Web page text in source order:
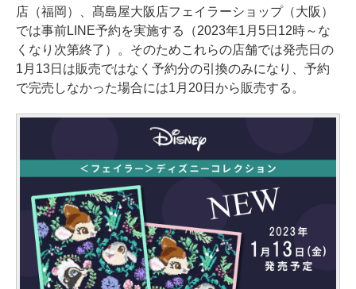
店（福岡）、髙島屋大阪店フェイラーショップ（大阪）
では事前LINE予約を実施する（2023年1月5日12時～な
くなり次第終了）。そのためこれらの店舗では発売日の
1月13日は販売ではなく予約分の引換のみになり、予約
で完売しなかった場合には1月20日から販売する。